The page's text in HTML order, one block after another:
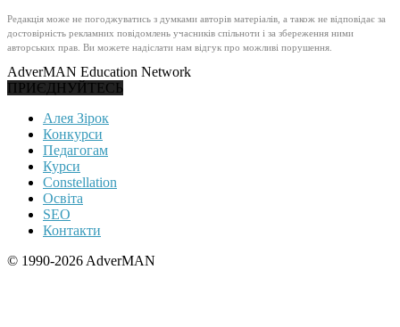
Редакція може не погоджуватись з думками авторів матеріалів, а також не відповідає за
достовірність рекламних повідомлень учасників спільноти і за збереження ними
авторських прав. Ви можете надіслати нам відгук про можливі порушення.
AdverMAN Education Network
ПРИЄДНУЙТЕСЬ
Алея Зірок
Конкурси
Педагогам
Курси
Constellation
Освіта
SEO
Контакти
© 1990-2026 AdverMAN